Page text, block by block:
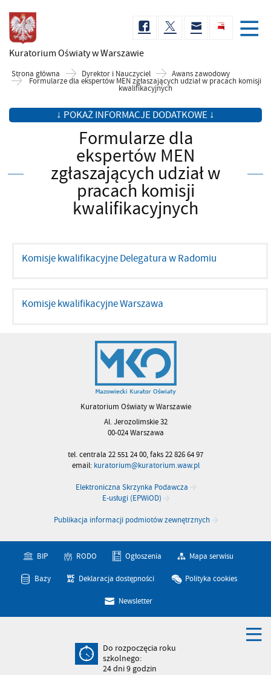
Kuratorium Oświatyw Warszawie
Strona główna Dyrektor i Nauczyciel Awans zawodowy
Formularze dla ekspertów MEN zgłaszających udział w pracach komisji
kwalifikacyjnych
↓ POKAŻ INFORMACJE DODATKOWE ↓
Formularze dla
ekspertów MEN
zgłaszających udział w
pracach komisji
kwalifikacyjnych
Komisje kwalifikacyjne Delegatura w Radomiu
Komisje kwalifikacyjne Warszawa
Kuratorium Oświaty w Warszawie
Al. Jerozolimskie 32
00-024 Warszawa
tel. centrala 22 551 24 00, faks 22 826 64 97
email: kuratorium@kuratorium.waw.pl
Elektroniczna Skrzynka Podawcza
E-usługi (EPWiOD)
Publikacja informacji podmiotów zewnętrznych
BIP RODO Ogłoszenia Mapa serwisu
Bazy Deklaracja dostępności Polityka cookies
Newsletter
Do rozpoczęcia roku
szkolnego:
24dni9godzin